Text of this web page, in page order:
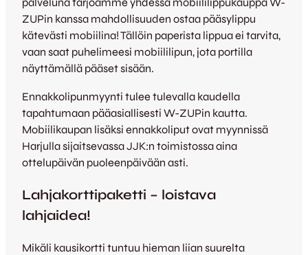
ZUPin kanssa mahdollisuuden ostaa pääsylippu
kätevästi mobiilina! Tällöin paperista lippua ei tarvita,
vaan saat puhelimeesi mobiililipun, jota portilla
näyttämällä pääset sisään.
Ennakkolipunmyynti tulee tulevalla kaudella
tapahtumaan pääasiallisesti W-ZUPin kautta.
Mobiilikaupan lisäksi ennakkoliput ovat myynnissä
Harjulla sijaitsevassa JJK:n toimistossa aina
ottelupäivän puoleenpäivään asti.
Lahjakorttipaketti – loistava
lahjaidea!
Mikäli kausikortti tuntuu hieman liian suurelta